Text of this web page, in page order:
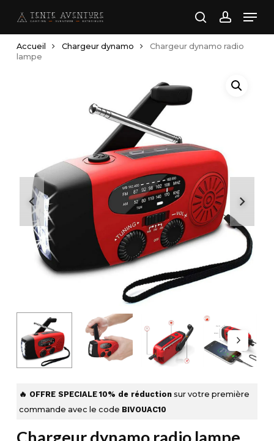
main
content
search
Accueil Chargeur dynamo
Chargeur dynamo radio
lampe
🔥 OFFRE SPECIALE 10% de réduction sur votre première
commande avec le code BIVOUAC10